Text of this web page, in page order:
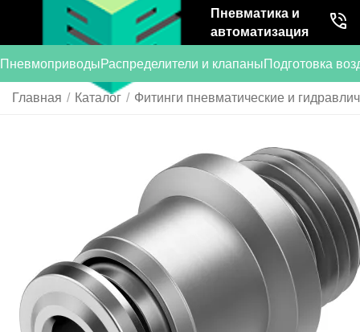
Пневматика и
автоматизация
ПневмоприводыРаспределители и клапаныПодготовка
Главная / Каталог / Фитинги пневматические и